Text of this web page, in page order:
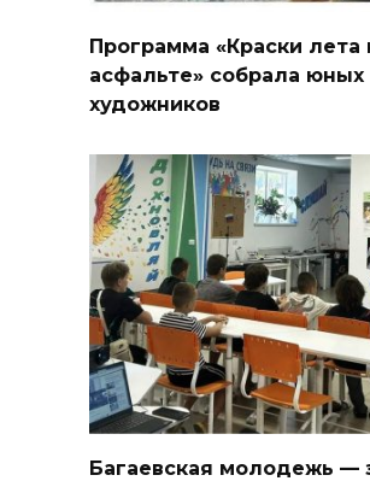
Программа «Краски лета
асфальте» собрала юных
художников
Багаевская молодежь —